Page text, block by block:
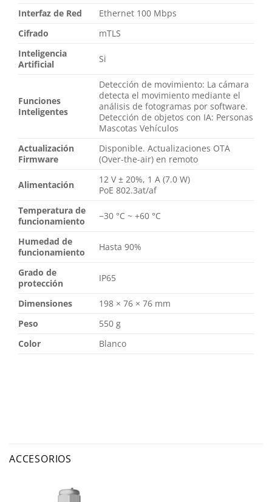
Interfaz de Red
Ethernet 100 Mbps
Cifrado
mTLS
Inteligencia
Artificial
Si
Funciones
Inteligentes
Detección de movimiento: La cámara
detecta el movimiento mediante el
análisis de fotogramas por software.
Detección de objetos con IA: Personas
Mascotas Vehículos
Actualización
Firmware
Disponible. Actualizaciones OTA
(Over-the-air) en remoto
Alimentación
12 V ± 20%, 1 А (7.0 W)
PoE 802.3at/af
Temperatura de
funcionamiento
−30 °C ~ +60 °C
Humedad de
funcionamiento
Hasta 90%
Grado de
protección
IP65
Dimensiones
198 × 76 × 76 mm
Peso
550 g
Color
Blanco
ACCESORIOS